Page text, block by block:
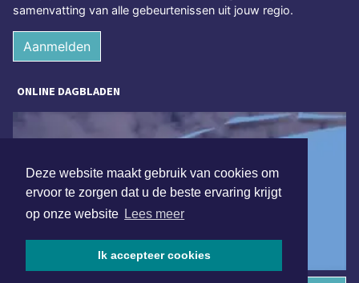
Deze website maakt gebruik van cookies om
ervoor te zorgen dat u de beste ervaring krijgt
op onze website Lees meer
Ik accepteer cookies
samenvatting van alle gebeurtenissen uit jouw regio.
Aanmelden
ONLINE DAGBLADEN